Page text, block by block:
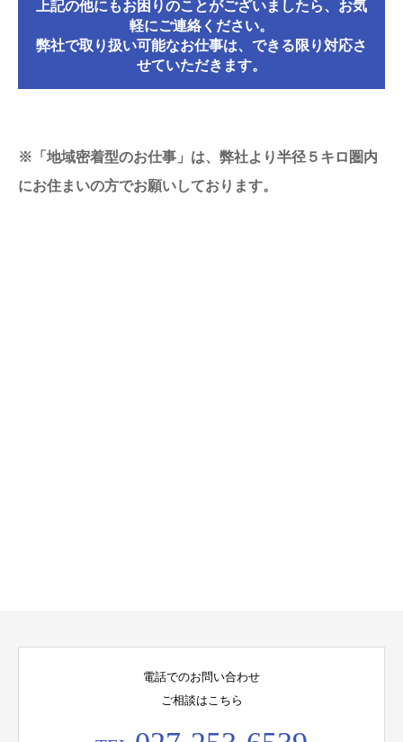
上記の他にもお困りのことがございましたら、お気
軽にご連絡ください。
弊社で取り扱い可能なお仕事は、できる限り対応さ
せていただきます。
※「地域密着型のお仕事」は、弊社より半径５キロ圏内
にお住まいの方でお願いしております。
電話でのお問い合わせ
ご相談はこちら